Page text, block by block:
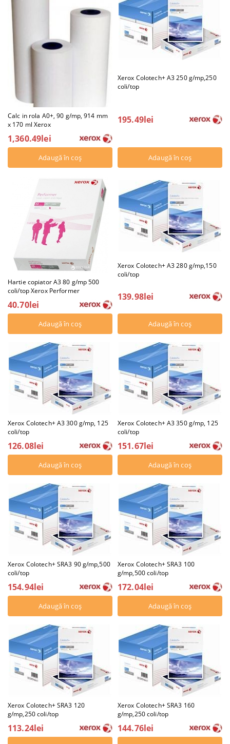
Calc in rola A0+, 90 g/mp, 914 mm
x 170 ml Xerox
1,360.49lei
Xerox Colotech+ A3 250 g/mp,250
coli/top
195.49lei
Hartie copiator A3 80 g/mp 500
coli/top Xerox Performer
40.70lei
Xerox Colotech+ A3 280 g/mp,150
coli/top
139.98lei
Xerox Colotech+ A3 300 g/mp, 125
coli/top
126.08lei
Xerox Colotech+ A3 350 g/mp, 125
coli/top
151.67lei
Xerox Colotech+ SRA3 90 g/mp,500
coli/top
154.94lei
Xerox Colotech+ SRA3 100
g/mp,500 coli/top
172.04lei
Xerox Colotech+ SRA3 120
g/mp,250 coli/top
113.24lei
Xerox Colotech+ SRA3 160
g/mp,250 coli/top
144.76lei